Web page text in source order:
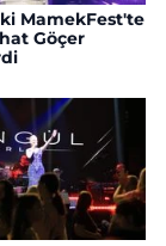
MamekFest'te
Göçer